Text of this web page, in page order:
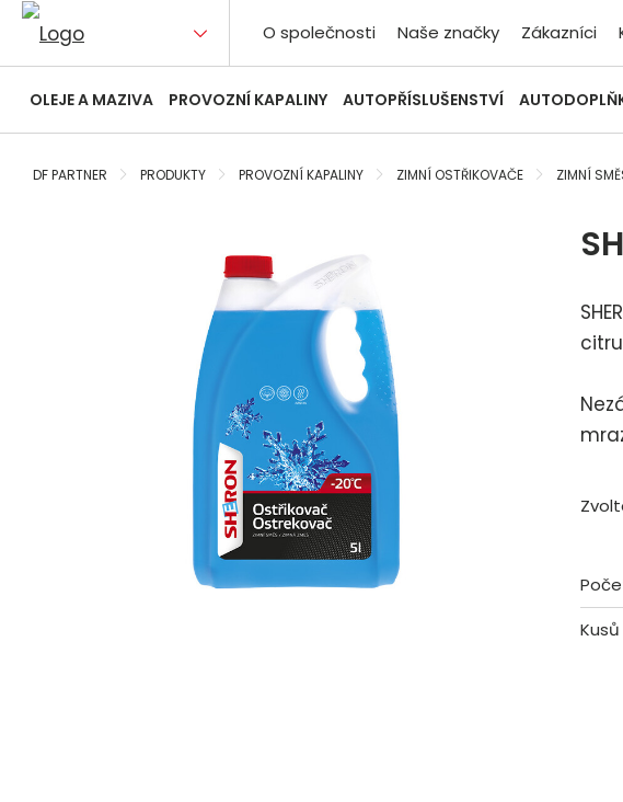
O společnosti Naše značky Zákazníci
OLEJE A MAZIVA PROVOZNÍ KAPALINY AUTOPŘÍSLUŠENSTVÍ
DF PARTNER PRODUKTY PROVOZNÍ KAPALINY ZIMNÍ OSTŘIKOVAČE ZIMNÍ